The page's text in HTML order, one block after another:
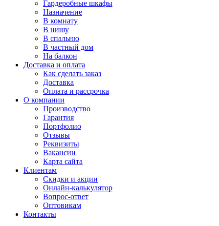
Гардеробные шкафы
Назначение
В комнату
В нишу
В спальню
В частный дом
На балкон
Доставка и оплата
Как сделать заказ
Доставка
Оплата и рассрочка
О компании
Производство
Гарантия
Портфолио
Отзывы
Реквизиты
Вакансии
Карта сайта
Клиентам
Скидки и акции
Онлайн-калькулятор
Вопрос-ответ
Оптовикам
Контакты